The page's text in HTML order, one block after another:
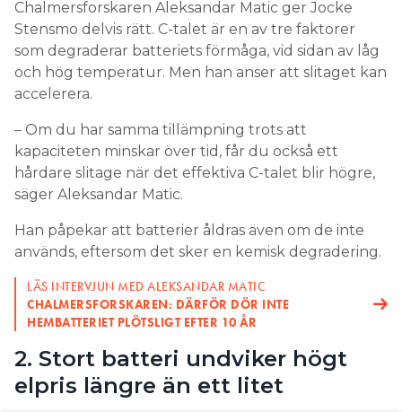
ur det. 1 C betyder att batteriet kan laddas ur på en
timme. För vissa stödtjänster behövs snabba
batterier. Ju snabbare i- eller urladdning, alltså ju
högre C-tal, desto större slitage.
”SNUDD PÅ SJÄLVFÖRSÖRJANDE MELLAN MARS OCH
OKTOBER”
5 SKÄL TILL STORT HEMBATTERI: ”KAN HÅLLA I 40 ÅR”
LÄS OCKSÅ:
BATTERI I NORRLAND LÖNSAMT EFTER 7 ÅR NÄR 60-
ÖRINGEN AVSKAFFAS
Hur hänger batteriets storlek
ihop med hur hårt det slits?
– Har du ett större installerat energiinnehåll i ditt
system kan du ta ut mer effekt utan att belasta
batteriet lika hårt som om du har ett mindre
batteri.
Chalmersforskaren Aleksandar Matic ger Jocke
Stensmo delvis rätt. C-talet är en av tre faktorer
som degraderar batteriets förmåga, vid sidan av låg
och hög temperatur. Men han anser att slitaget kan
accelerera.
– Om du har samma tillämpning trots att
kapaciteten minskar över tid, får du också ett
hårdare slitage när det effektiva C-talet blir högre,
säger Aleksandar Matic.
Han påpekar att batterier åldras även om de inte
används, eftersom det sker en kemisk degradering.
LÄS INTERVJUN MED ALEKSANDAR MATIC
CHALMERSFORSKAREN: DÄRFÖR DÖR INTE
HEMBATTERIET PLÖTSLIGT EFTER 10 ÅR
2. Stort batteri undviker högt
elpris längre än ett litet